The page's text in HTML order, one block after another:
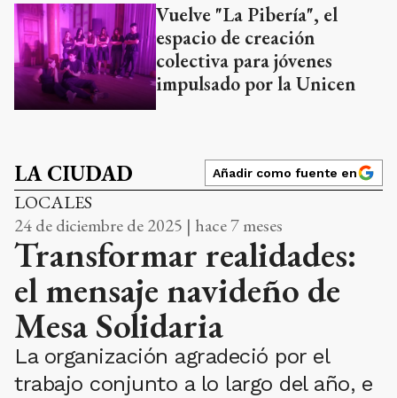
Vuelve "La Pibería", el
espacio de creación
colectiva para jóvenes
impulsado por la Unicen
LA CIUDAD Añadir como fuente en
LOCALES
24 de diciembre de 2025 | hace 7 meses
Transformar realidades:
el mensaje navideño de
Mesa Solidaria
La organización agradeció por el
trabajo conjunto a lo largo del año, e